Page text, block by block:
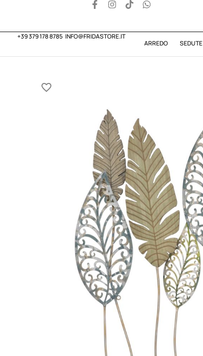
+39 379 178 8785 INFO@FRIDASTORE.IT
ARREDO
SEDUTE